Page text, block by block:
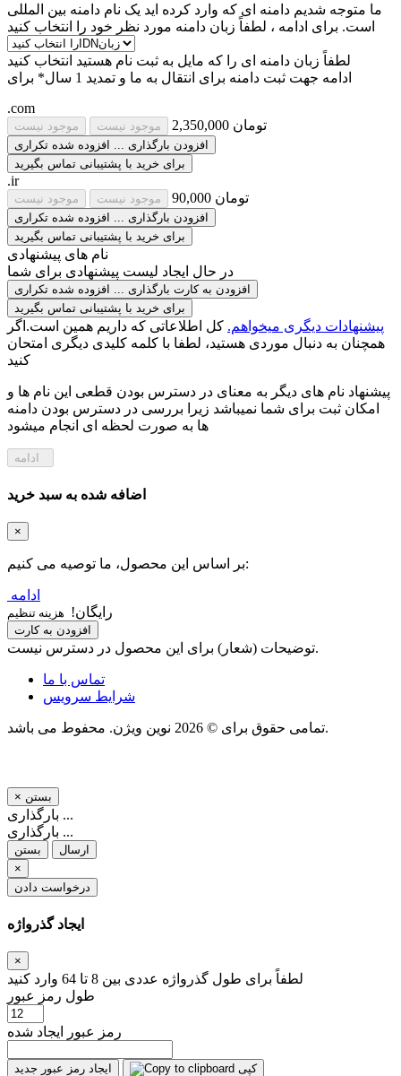
ما متوجه شدیم دامنه ای که وارد کرده اید یک نام دامنه بین المللی
است. برای ادامه ، لطفاً زبان دامنه مورد نظر خود را انتخاب کنید
لطفاً زبان دامنه ای را که مایل به ثبت نام هستید انتخاب کنید
ادامه جهت ثبت دامنه برای انتقال به ما و تمدید 1 سال* برای
.com
موجود نیست موجود نیست 2,350,000 تومان
افزودن بارگذاری ... افزوده شده تکراری
برای خرید با پشتیبانی تماس بگیرید
.ir
موجود نیست موجود نیست 90,000 تومان
افزودن بارگذاری ... افزوده شده تکراری
برای خرید با پشتیبانی تماس بگیرید
نام های پیشنهادی
در حال ایجاد لیست پیشنهادی برای شما
افزودن به کارت بارگذاری ... افزوده شده تکراری
برای خرید با پشتیبانی تماس بگیرید
پیشنهادات دیگری میخواهم. کل اطلاعاتی که داریم همین است.اگر
همچنان به دنبال موردی هستید، لطفا با کلمه کلیدی دیگری امتحان
کنید
پیشنهاد نام های دیگر به معنای در دسترس بودن قطعی این نام ها و
امکان ثبت برای شما نمیباشد زیرا بررسی در دسترس بودن دامنه
ها به صورت لحظه ای انجام میشود
اضافه شده به سبد خرید
×
بر اساس این محصول، ما توصیه می کنیم:
ادامه
رایگان! هزینه تنظیم
افزودن به کارت
توضیحات (شعار) برای این محصول در دسترس نیست.
تماس با ما
شرایط سرویس
تمامی حقوق برای © 2026 نوین ویژن. محفوط می باشد.
× بستن
بارگذاری ...
بارگذاری ...
بستن
ارسال
×
درخواست دادن
ایجاد گذرواژه
×
لطفاً برای طول گذرواژه عددی بین 8 تا 64 وارد کنید
طول رمز عبور
رمز عبور ایجاد شده
ایجاد رمز عبور جدید کپی